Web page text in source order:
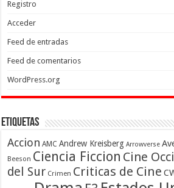
Registro
Acceder
Feed de entradas
Feed de comentarios
WordPress.org
Etiquetas
Accion AMC Andrew Kreisberg Arrowverse
Beeson Ciencia Ficcion Cine
del Sur Crimen Criticas de Cine